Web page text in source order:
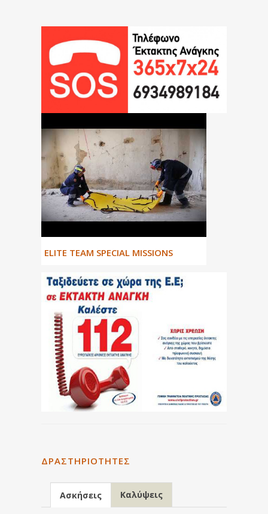
ΕLITE TEAM SPECIAL MISSIONS
ΔΡΑΣΤΗΡΙΌΤΗΤΕΣ
Ασκήσεις Καλύψεις